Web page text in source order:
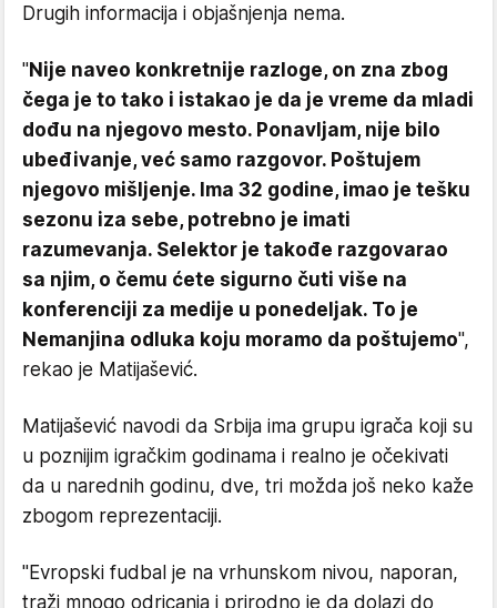
Drugih informacija i objašnjenja nema.
"Nije naveo konkretnije razloge, on zna zbog
čega je to tako i istakao je da je vreme da mladi
dođu na njegovo mesto. Ponavljam, nije bilo
ubeđivanje, već samo razgovor. Poštujem
njegovo mišljenje. Ima 32 godine, imao je tešku
sezonu iza sebe, potrebno je imati
razumevanja. Selektor je takođe razgovarao
sa njim, o čemu ćete sigurno čuti više na
konferenciji za medije u ponedeljak. To je
Nemanjina odluka koju moramo da poštujemo",
rekao je Matijašević.
Matijašević navodi da Srbija ima grupu igrača koji su
u poznijim igračkim godinama i realno je očekivati
da u narednih godinu, dve, tri možda još neko kaže
zbogom reprezentaciji.
"Evropski fudbal je na vrhunskom nivou, naporan,
traži mnogo odricanja i prirodno je da dolazi do